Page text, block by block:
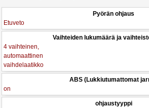
Pyörän ohjaus
Etuveto
Vaihteiden lukumäärä ja
4 vaihteinen,
automaattinen
vaihdelaatikko
ABS (Lukkiutumattomat
on
ohjaustyyppi